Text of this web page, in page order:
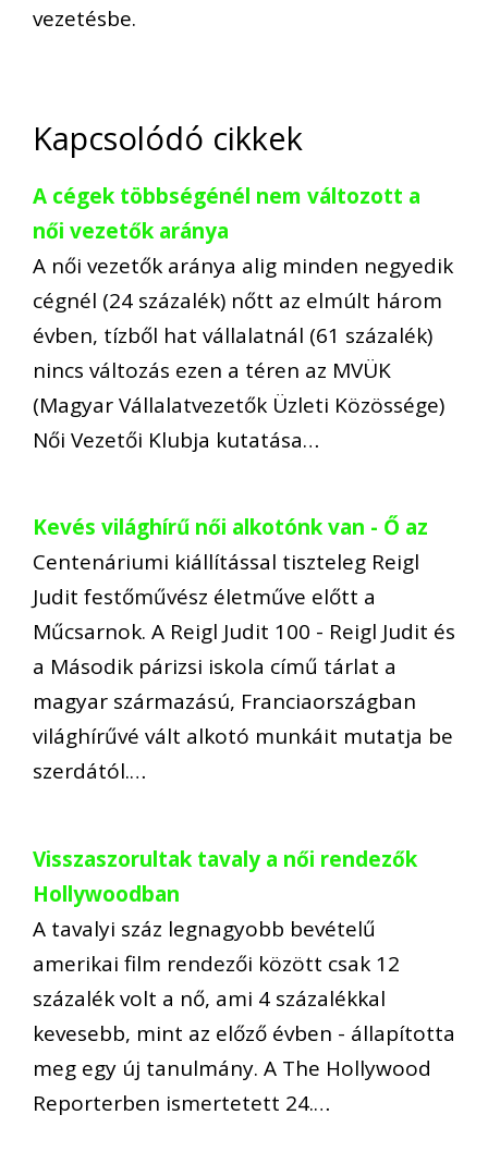
vezetésbe.
Kapcsolódó cikkek
A cégek többségénél nem változott a
női vezetők aránya
A női vezetők aránya alig minden negyedik
cégnél (24 százalék) nőtt az elmúlt három
évben, tízből hat vállalatnál (61 százalék)
nincs változás ezen a téren az MVÜK
(Magyar Vállalatvezetők Üzleti Közössége)
Női Vezetői Klubja kutatása…
Kevés világhírű női alkotónk van - Ő az
Centenáriumi kiállítással tiszteleg Reigl
Judit festőművész életműve előtt a
Műcsarnok. A Reigl Judit 100 - Reigl Judit és
a Második párizsi iskola című tárlat a
magyar származású, Franciaországban
világhírűvé vált alkotó munkáit mutatja be
szerdától.…
Visszaszorultak tavaly a női rendezők
Hollywoodban
A tavalyi száz legnagyobb bevételű
amerikai film rendezői között csak 12
százalék volt a nő, ami 4 százalékkal
kevesebb, mint az előző évben - állapította
meg egy új tanulmány. A The Hollywood
Reporterben ismertetett 24.…